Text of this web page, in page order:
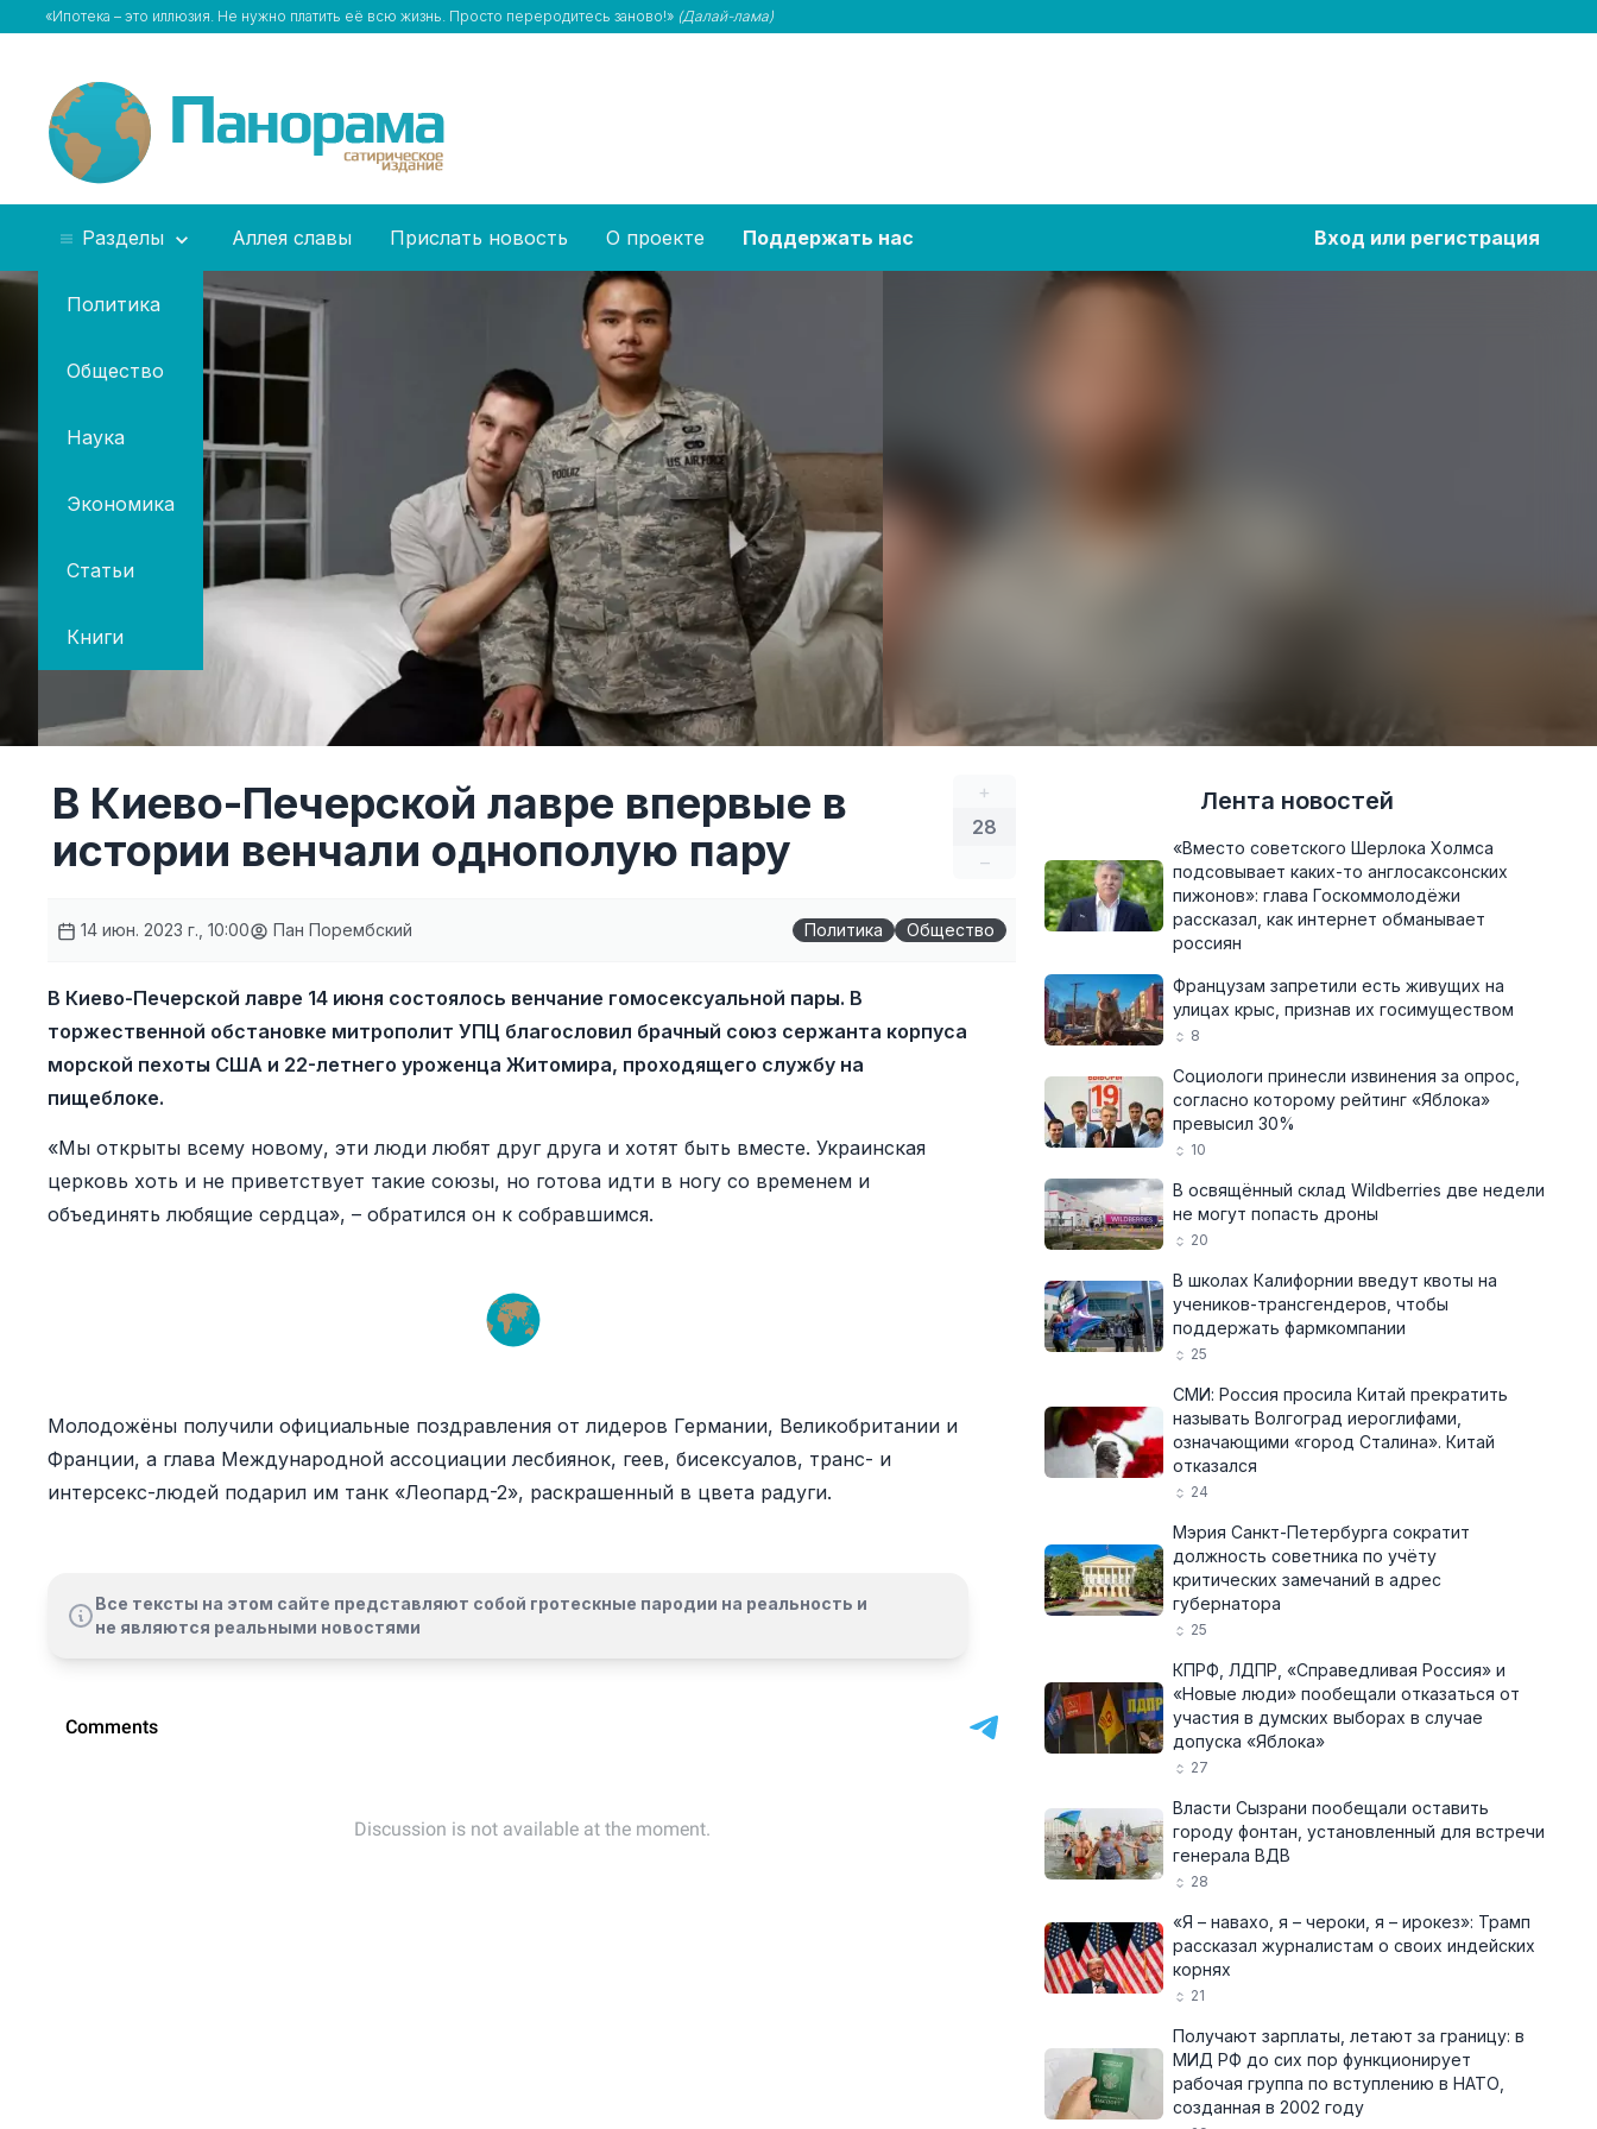
«Ипотека – это иллюзия. Не нужно платить её всю жизнь. Просто переродитесь заново!» (Далай-лама)
Разделы
Политика
Общество
Наука
Экономика
Статьи
Книги
Аллея славы Прислать новость О проекте Поддержать нас Вход или регистрация
+
28
–
В Киево-Печерской лавре впервые в
истории венчали однополую пару
14 июн. 2023 г., 10:00 Пан Порембский Политика Общество
В Киево-Печерской лавре 14 июня состоялось венчание гомосексуальной пары. В
торжественной обстановке митрополит УПЦ благословил брачный союз сержанта корпуса
морской пехоты США и 22-летнего уроженца Житомира, проходящего службу на
пищеблоке.
«Мы открыты всему новому, эти люди любят друг друга и хотят быть вместе. Украинская
церковь хоть и не приветствует такие союзы, но готова идти в ногу со временем и
объединять любящие сердца», – обратился он к собравшимся.
Молодожёны получили официальные поздравления от лидеров Германии, Великобритании и
Франции, а глава Международной ассоциации лесбиянок, геев, бисексуалов, транс- и
интерсекс-людей подарил им танк «Леопард-2», раскрашенный в цвета радуги.
Все тексты на этом сайте представляют собой гротескные пародии на реальность и
не являются реальными новостями
Лента новостей
«Вместо советского Шерлока Холмса
подсовывает каких-то англосаксонских
пижонов»: глава Госкоммолодёжи
рассказал, как интернет обманывает
россиян
Французам запретили есть живущих на
улицах крыс, признав их госимуществом
8
Социологи принесли извинения за опрос,
согласно которому рейтинг «Яблока»
превысил 30%
10
В освящённый склад Wildberries две недели
не могут попасть дроны
20
В школах Калифорнии введут квоты на
учеников-трансгендеров, чтобы
поддержать фармкомпании
25
СМИ: Россия просила Китай прекратить
называть Волгоград иероглифами,
означающими «город Сталина». Китай
отказался
24
Мэрия Санкт-Петербурга сократит
должность советника по учёту
критических замечаний в адрес
губернатора
25
КПРФ, ЛДПР, «Справедливая Россия» и
«Новые люди» пообещали отказаться от
участия в думских выборах в случае
допуска «Яблока»
27
Власти Сызрани пообещали оставить
городу фонтан, установленный для встречи
генерала ВДВ
28
«Я – навахо, я – чероки, я – ирокез»: Трамп
рассказал журналистам о своих индейских
корнях
21
Получают зарплаты, летают за границу: в
МИД РФ до сих пор функционирует
рабочая группа по вступлению в НАТО,
созданная в 2002 году